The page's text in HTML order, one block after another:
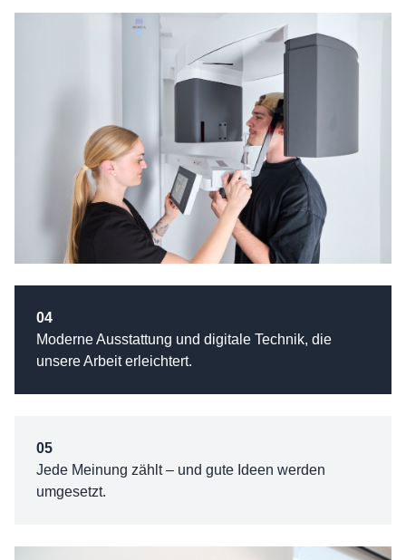
04
Moderne Ausstattung und digitale Technik, die
unsere Arbeit erleichtert.
05
Jede Meinung zählt – und gute Ideen werden
umgesetzt.